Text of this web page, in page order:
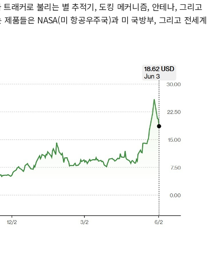
래커로 불리는 별 추적기, 도킹 메커니즘, 안테나, 그리고
품들은 NASA(미 항공우주국)과 미 국방부, 그리고 전세계